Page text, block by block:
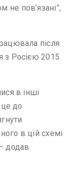
пов’язані”,
після
з Росією 2015
в інші
це до
в цій схемі
додав